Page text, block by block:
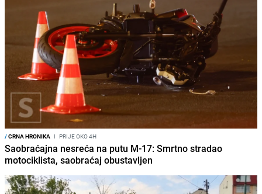
/CRNA HRONIKA I PRIJE OKO 4H
Saobraćajna nesreća na putu M-17: Smrtno stradao
motociklista, saobraćaj obustavljen